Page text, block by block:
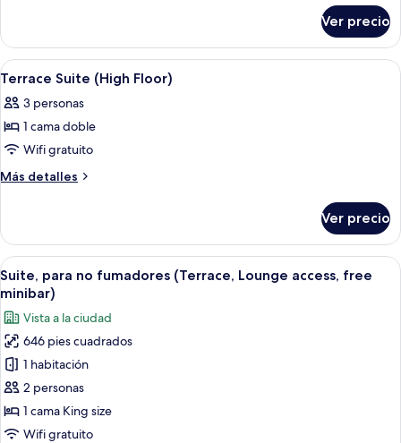
Minibar))
view,
Ocean
view,
Non-
smoking
(Penthouse
Suite
(Top
/
Private
Terrace))
Suite
room,
Nightlife
Ocean
view,
smoking
(Penthouse
Suite
Exclusive
Private
Terrace))
Ver precio
Abrir
todas
las
fotos
de
Terrace
Floor)
Habitación de hotel con comedor,
1
Terrace Suite (High Floor)
3 personas
1 cama doble
Wifi gratuito
Más detalles
Más
Suite
(High
Floor)
Ver precio
Abrir
todas
las
fotos
de
Suite,
para
no
fumadores
Habitación de hotel con una cama
18
Suite, para no fumadores (Terrace, Lounge access, free
minibar)
Vista a la ciudad
646 pies cuadrados
1 habitación
2 personas
1 cama King size
Wifi gratuito